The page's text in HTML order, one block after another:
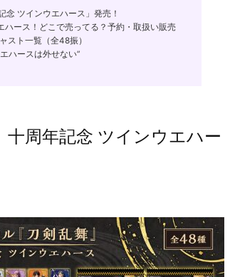
ツインウエハース」発売！
ース！どこで売ってる？予約・取扱い販売
スト一覧（全48振）
ハースは外せない”
十周年記念 ツインウエハー